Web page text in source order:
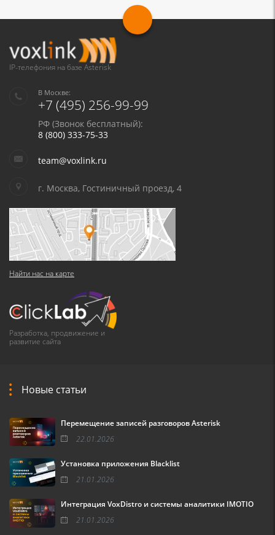
IP-телефония на базе Asterisk
В Москве:
+7 (495) 256-99-99
РФ (Звонок бесплатный):
8 (800) 333-75-33
team@voxlink.ru
г. Москва, Гостиничный проезд, 4
Найти нас на карте
Разработка, продвижение и
развитие сайта
Новые статьи
Перемещение записей разговоров Asterisk
22.01.2026
Установка приложения Blacklist
21.01.2026
Интеграция VoxDistro и системы аналитики IMOTIO
21.01.2026